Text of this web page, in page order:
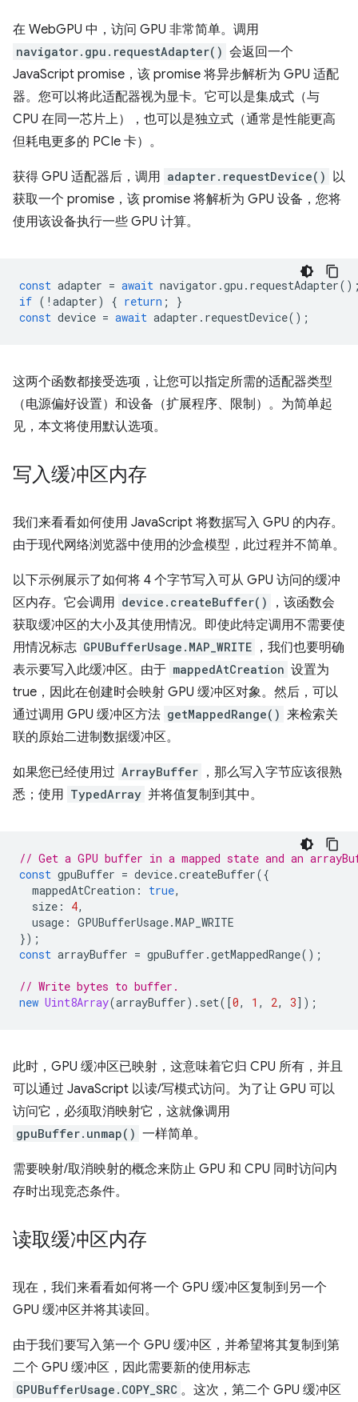
在 WebGPU 中，访问 GPU 非常简单。调用
navigator.gpu.requestAdapter() 会返回一个
JavaScript promise，该 promise 将异步解析为 GPU 适配
器。您可以将此适配器视为显卡。它可以是集成式（与
CPU 在同一芯片上），也可以是独立式（通常是性能更高
但耗电更多的 PCIe 卡）。
获得 GPU 适配器后，调用 adapter.requestDevice() 以
获取一个 promise，该 promise 将解析为 GPU 设备，您将
使用该设备执行一些 GPU 计算。
const adapter = await navigator .gpu . requestAdapter
if ( ! adapter) { return ;
}
const device = await adapter . requestDevice();
这两个函数都接受选项，让您可以指定所需的适配器类型
（电源偏好设置）和设备（扩展程序、限制）。为简单起
见，本文将使用默认选项。
写入缓冲区内存
我们来看看如何使用 JavaScript 将数据写入 GPU 的内存。
由于现代网络浏览器中使用的沙盒模型，此过程并不简单。
以下示例展示了如何将 4 个字节写入可从 GPU 访问的缓冲
区内存。它会调用 device.createBuffer()
，该函数会
获取缓冲区的大小及其使用情况。即使此特定调用不需要使
用情况标志 GPUBufferUsage.MAP_WRITE ，我们也要明确
表示要写入此缓冲区。由于 mappedAtCreation 设置为
true，因此在创建时会映射 GPU 缓冲区对象。然后，可以
通过调用 GPU 缓冲区方法 getMappedRange() 来检索关
联的原始二进制数据缓冲区。
如果您已经使用过 ArrayBuffer ，那么写入字节应该很熟
悉；使用 TypedArray 并将值复制到其中。
// Get a GPU buffer in a mapped state and an
const gpuBuffer = device.createBuffer({
mappedAtCreation : true,
size : 4,
usage : GPUBufferUsage.MAP_WRITE
});
const arrayBuffer = gpuBuffer .getMappedRange();
// Write bytes to buffer.
new Uint8Array(arrayBuffer). set([0, 1 , 2, 3]);
此时，GPU 缓冲区已映射，这意味着它归 CPU 所有，并且
可以通过 JavaScript 以读/写模式访问。为了让 GPU 可以
访问它，必须取消映射它，这就像调用
gpuBuffer.unmap() 一样简单。
需要映射/取消映射的概念来防止 GPU 和 CPU 同时访问内
存时出现竞态条件。
读取缓冲区内存
现在，我们来看看如何将一个 GPU 缓冲区复制到另一个
GPU 缓冲区并将其读回。
由于我们要写入第一个 GPU 缓冲区，并希望将其复制到第
二个 GPU 缓冲区，因此需要新的使用标志
GPUBufferUsage.COPY_SRC 。这次，第二个 GPU 缓冲区